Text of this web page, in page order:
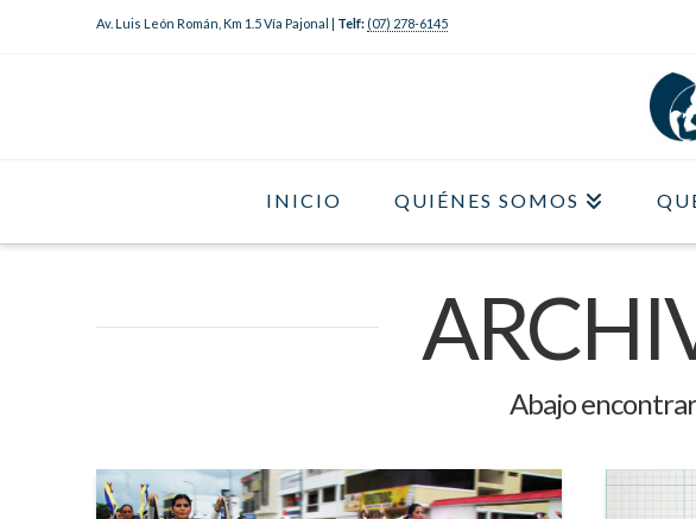
Av. Luis León Román, Km 1.5 Vía Pajonal | Telf: (07) 278-6145
INICIO QUIÉNES SOMOS
Abajo